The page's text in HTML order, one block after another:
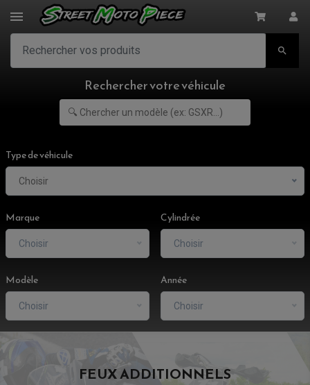

Rechercher votre véhicule
Type de véhicule
Choisir
Marque
Choisir
Cylindrée
Choisir
Modèle
Choisir
Année
Choisir
FEUX ADDITIONNELS